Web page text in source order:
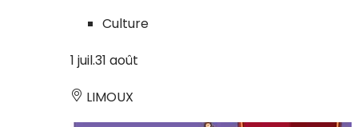
Culture
1 juil.31 août
LIMOUX